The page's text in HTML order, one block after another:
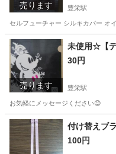
売ります 豊栄駅
セルフューチャー シルキカバー オ
新潟 新潟市 豊栄駅
売ります
未使用☆【
30円
豊栄駅
お気軽にメッセージください😊
新潟 新潟市 豊栄駅 そ
付け替えブ
100円